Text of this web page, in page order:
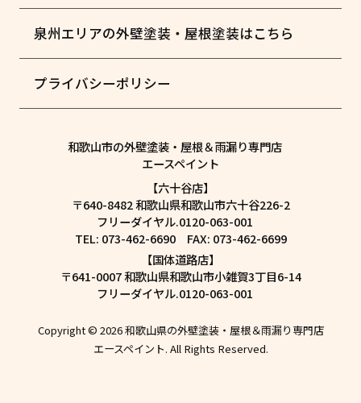
泉州エリアの外壁塗装・屋根塗装はこちら
プライバシーポリシー
和歌山市の外壁塗装・屋根＆雨漏り専門店
エースペイント
【六十谷店】
〒640-8482 和歌山県和歌山市六十谷226-2
フリーダイヤル.0120-063-001
TEL: 073-462-6690 FAX: 073-462-6699
【国体道路店】
〒641-0007 和歌山県和歌山市小雑賀3丁目6-14
フリーダイヤル.0120-063-001
Copyright © 2026 和歌山県の外壁塗装・屋根＆雨漏り専門店
エースペイント. All Rights Reserved.